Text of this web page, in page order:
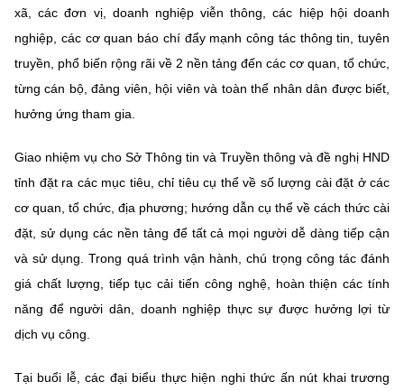
xã, các đơn vị, doanh nghiệp viễn thông, các hiệp hội doanh
nghiệp, các cơ quan báo chí đẩy mạnh công tác thông tin, tuyên
truyền, phổ biến rộng rãi về 2 nền tảng đến các cơ quan, tổ chức,
từng cán bộ, đảng viên, hội viên và toàn thể nhân dân được biết,
hưởng ứng tham gia.
Giao nhiệm vụ cho Sở Thông tin và Truyền thông và đề nghị HND
tỉnh đặt ra các mục tiêu, chỉ tiêu cụ thể về số lượng cài đặt ở các
cơ quan, tổ chức, địa phương; hướng dẫn cụ thể về cách thức cài
đặt, sử dụng các nền tảng để tất cả mọi người dễ dàng tiếp cận
và sử dụng. Trong quá trình vận hành, chú trọng công tác đánh
giá chất lượng, tiếp tục cải tiến công nghệ, hoàn thiện các tính
năng để người dân, doanh nghiệp thực sự được hưởng lợi từ
dịch vụ công.
Tại buổi lễ, các đại biểu thực hiện nghi thức ấn nút khai trương